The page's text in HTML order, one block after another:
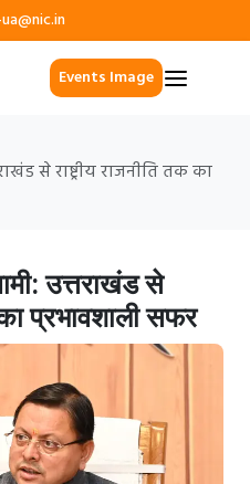
Events Image
से राष्ट्रीय राजनीति तक का
उत्तराखंड से
प्रभावशाली सफर